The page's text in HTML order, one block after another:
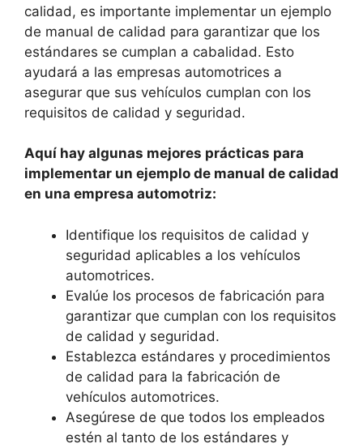
calidad, es importante implementar un ejemplo
de manual de calidad para garantizar que los
estándares se cumplan a cabalidad. Esto
ayudará a las empresas automotrices a
asegurar que sus vehículos cumplan con los
requisitos de calidad y seguridad.
Aquí hay algunas mejores prácticas para
implementar un ejemplo de manual de calidad
en una empresa automotriz:
Identifique los requisitos de calidad y
seguridad aplicables a los vehículos
automotrices.
Evalúe los procesos de fabricación para
garantizar que cumplan con los requisitos
de calidad y seguridad.
Establezca estándares y procedimientos
de calidad para la fabricación de
vehículos automotrices.
Asegúrese de que todos los empleados
estén al tanto de los estándares y